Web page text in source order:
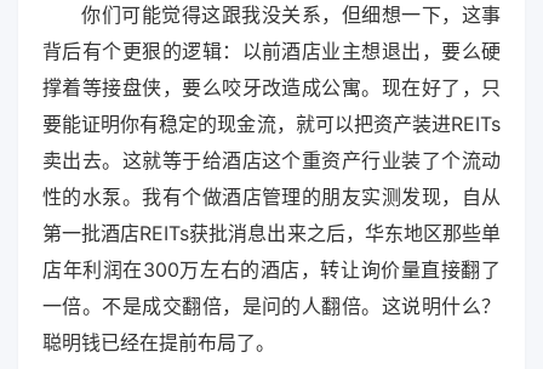
你们可能觉得这跟我没关系，但细想一下，这事
背后有个更狠的逻辑：以前酒店业主想退出，要么硬
撑着等接盘侠，要么咬牙改造成公寓。现在好了，只
要能证明你有稳定的现金流，就可以把资产装进REITs
卖出去。这就等于给酒店这个重资产行业装了个流动
性的水泵。我有个做酒店管理的朋友实测发现，自从
第一批酒店REITs获批消息出来之后，华东地区那些单
店年利润在300万左右的酒店，转让询价量直接翻了
一倍。不是成交翻倍，是问的人翻倍。这说明什么？
聪明钱已经在提前布局了。